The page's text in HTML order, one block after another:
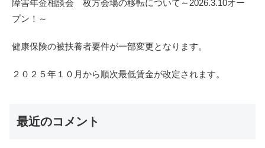
障害年金相談会 枚方会場の移転について～2026.3.10オー
プン！～
健康保険の被扶養者要件が一部変更となります。
２０２５年１０月から順次最低賃金が改定されます。
最近のコメント